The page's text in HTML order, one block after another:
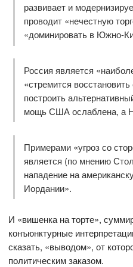
развивает и
проводит «нечестную
«доминировать в Южно-
Россия является
«стремится
построить
мощь США ослаблена, а
Примерами «угроз со
является (по мнению
нападение на
Иордании».
И «вишенка на торте»,
конъюнктурные
сказать, «выводом», от
политическим заказом.